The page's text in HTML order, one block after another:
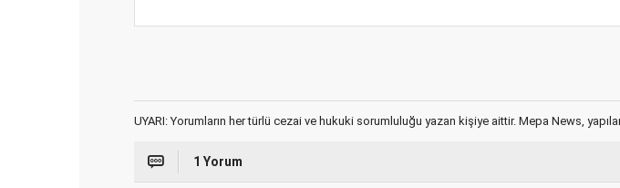
UYARI: Yorumların her türlü cezai ve hukuki sorumluluğu yazan kişiye aittir. Mepa News,
1 Yorum